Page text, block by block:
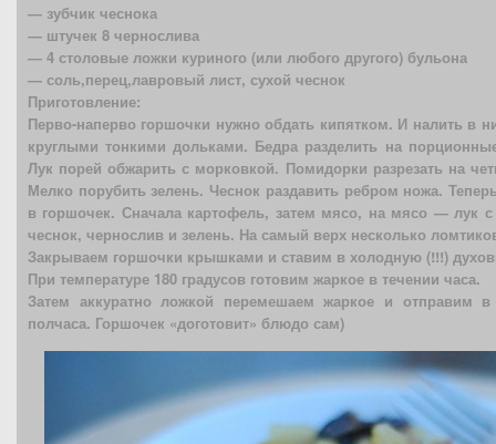
— зубчик чеснока
— штучек 8 чернослива
— 4 столовые ложки куриного (или любого другого) бульона
— соль,перец,лавровый лист, сухой чеснок
Приготовление:
Перво-наперво горшочки нужно обдать кипятком. И налить в
круглыми тонкими дольками. Бедра разделить на
Лук порей обжарить с морковкой. Помидорки разрезать на
Мелко порубить зелень. Чеснок раздавить ребром ножа.
в горшочек. Сначала картофель, затем мясо, на мясо — лук
чеснок, чернослив и зелень. На самый верх несколько
Закрываем горшочки крышками и ставим в холодную (!!!)
При температуре 180 градусов готовим жаркое в течении часа.
Затем аккуратно ложкой перемешаем жаркое и отправим
полчаса. Горшочек «доготовит» блюдо сам)